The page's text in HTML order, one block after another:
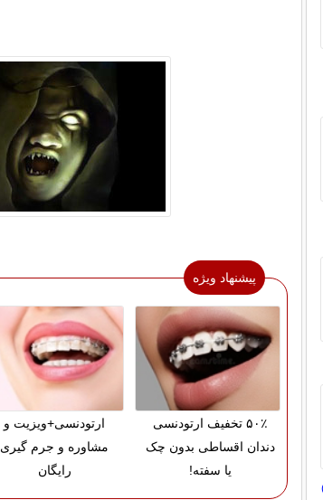
پیشنهاد ویژه
۵۰٪ تخفیف ارتودنسی
دندان اقساطی بدون چک
یا سفته!
ارتودنسی+ویزیت و
مشاوره و جرم گیری
رایگان